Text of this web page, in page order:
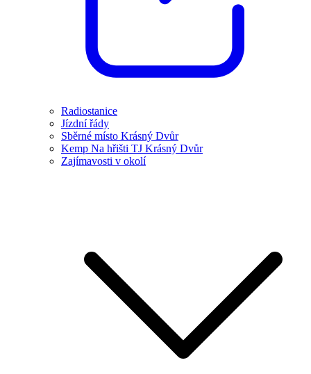
Radiostanice
Jízdní řády
Sběrné místo Krásný Dvůr
Kemp Na hřišti TJ Krásný Dvůr
Zajímavosti v okolí